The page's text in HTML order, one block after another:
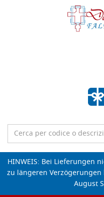
HINWEIS: Bei Lieferungen
zu längeren
August